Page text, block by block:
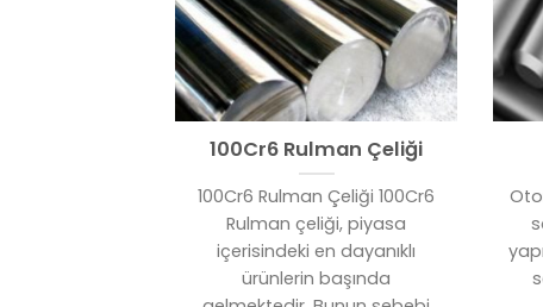
100Cr6 Rulman Çeliği
100Cr6 Rulman Çeliği 100Cr6
Rulman çeliği, piyasa
içerisindeki en dayanıklı
ürünlerin başında